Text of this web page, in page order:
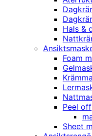
Hals &
Foam
Peel off
Sheet